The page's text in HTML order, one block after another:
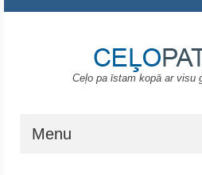
Ceļo pa īstam kopā ar visu
Menu